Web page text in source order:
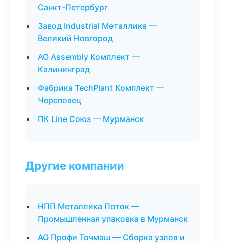
Санкт-Петербург
Завод Industrial Металлика —
Великий Новгород
АО Assembly Комплект —
Калининград
Фабрика TechPlant Комплект —
Череповец
ПК Line Союз — Мурманск
Другие компании
НПП Металлика Поток —
Промышленная упаковка в Мурманск
АО Профи Точмаш — Сборка узлов и